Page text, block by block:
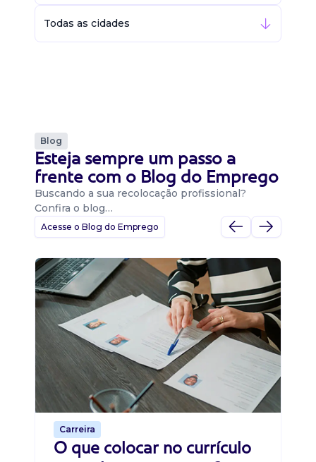
Todas as cidades
Blog
Esteja sempre um passo a
frente com o Blog do Emprego
Buscando a sua recolocação profissional?
Confira o blog…
Acesse o Blog do Emprego
Carreira
O que colocar no currículo